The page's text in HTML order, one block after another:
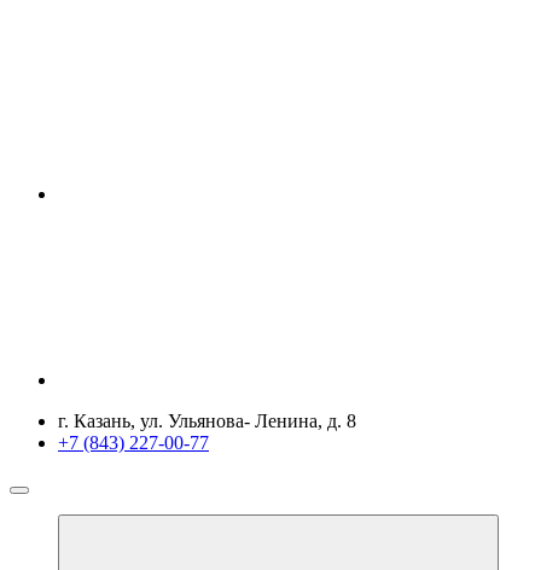
г. Казань, ул. Ульянова- Ленина, д. 8
+7 (843) 227-00-77